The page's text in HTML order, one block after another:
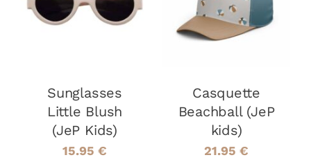
DÉTAILS
Sunglasses
Little Blush
(JeP Kids)
15.95 €
DÉTAILS
Casquette
Beachball (JeP
kids)
21.95 €